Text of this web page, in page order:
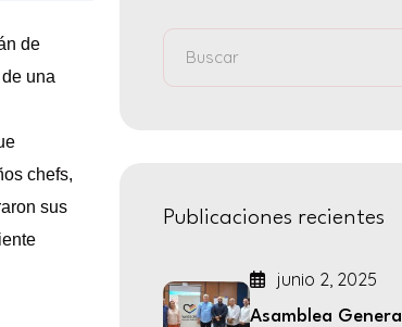
de
una
chefs,
sus
Publicaciones recientes
junio 2, 2025
Asamblea General